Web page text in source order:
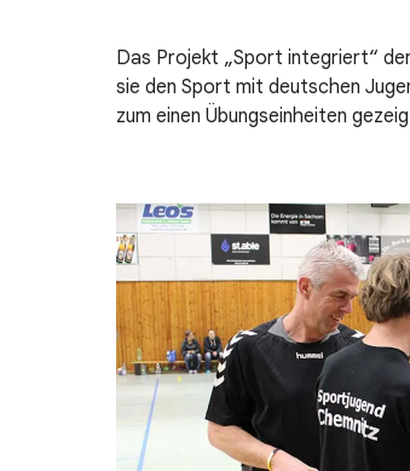
Das Projekt „Sport integriert“
sie den Sport mit deutschen
zum einen Übungseinheiten